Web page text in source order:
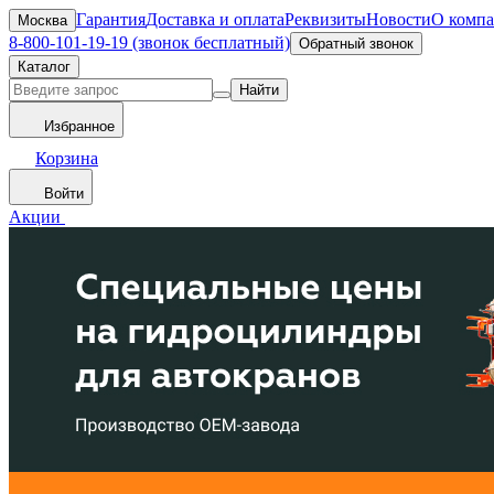
Москва ГарантияДоставка и оплатаРеквизитыНовостиО
8-800-101-19-19 (звонок бесплатный) Обратный звонок
Каталог
Найти
Избранное
Корзина
Войти
Акции